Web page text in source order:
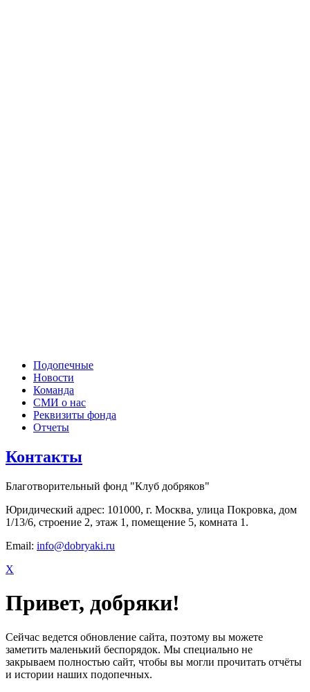
Подопечные
Новости
Команда
СМИ о нас
Реквизиты фонда
Отчеты
Контакты
Благотворительный фонд "Клуб добряков"
Юридический адрес: 101000, г. Москва, улица Покровка, дом
1/13/6, строение 2, этаж 1, помещение 5, комната 1.
Email: info@dobryaki.ru
X
Привет, добряки!
Сейчас ведется обновление сайта, поэтому вы можете
заметить маленький беспорядок. Мы специально не
закрываем полностью сайт, чтобы вы могли прочитать отчёты
и истории наших подопечных.